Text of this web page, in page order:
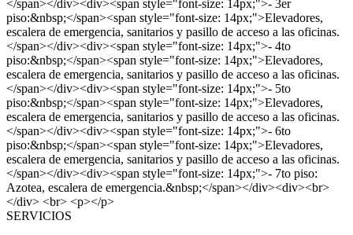
</span></div><div><span style="font-size: 14px;">- 3er
piso:&nbsp;</span><span style="font-size: 14px;">Elevadores,
escalera de emergencia, sanitarios y pasillo de acceso a las oficinas.
</span></div><div><span style="font-size: 14px;">- 4to
piso:&nbsp;</span><span style="font-size: 14px;">Elevadores,
escalera de emergencia, sanitarios y pasillo de acceso a las oficinas.
</span></div><div><span style="font-size: 14px;">- 5to
piso:&nbsp;</span><span style="font-size: 14px;">Elevadores,
escalera de emergencia, sanitarios y pasillo de acceso a las oficinas.
</span></div><div><span style="font-size: 14px;">- 6to
piso:&nbsp;</span><span style="font-size: 14px;">Elevadores,
escalera de emergencia, sanitarios y pasillo de acceso a las oficinas.
</span></div><div><span style="font-size: 14px;">- 7to piso:
Azotea, escalera de emergencia.&nbsp;</span></div><div><br>
</div> <br> <p></p>
SERVICIOS